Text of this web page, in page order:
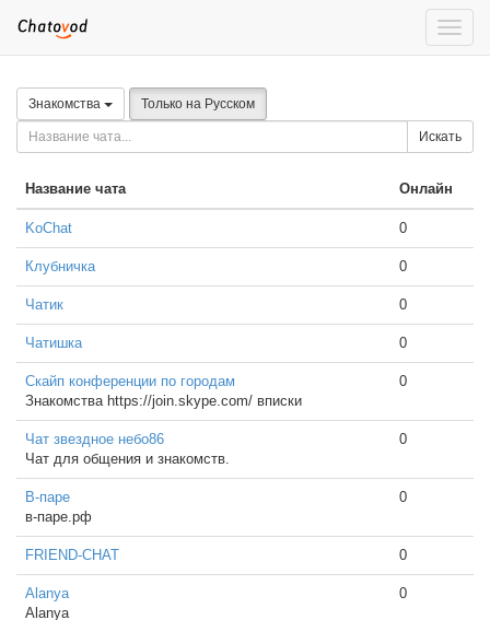
Toggle
Знакомства Только на Русском
Искать
Название чата Онлайн
KoChat 0
Клубничка 0
Чатик 0
Чатишка 0
Скайп конференции по городам
Знакомства https://join.skype.com/ вписки
0
Чат звездное небо86
Чат для общения и знакомств.
0
В-паре
в-паре.рф
0
FRIEND-CHAT 0
Alanya
Alanya
0